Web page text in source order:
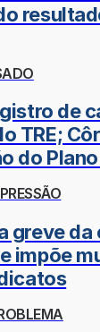
de
TRE;
do
greve da
impõe